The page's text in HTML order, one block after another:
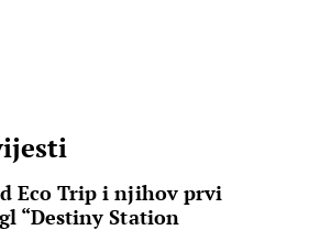
Eco Trip i njihov prvi
“Destiny Station